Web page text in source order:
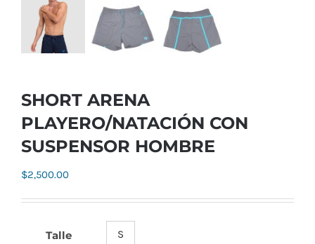
SHORT ARENA
PLAYERO/NATACIÓN CON
SUSPENSOR HOMBRE
$2,500.00
Talle S